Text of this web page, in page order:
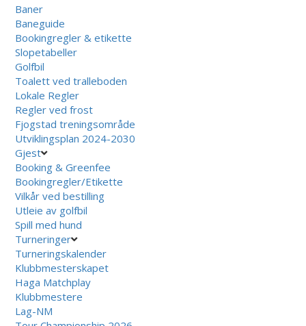
Baner
Baneguide
Bookingregler & etikette
Slopetabeller
Golfbil
Toalett ved tralleboden
Lokale Regler
Regler ved frost
Fjogstad treningsområde
Utviklingsplan 2024-2030
Gjest
Booking & Greenfee
Bookingregler/Etikette
Vilkår ved bestilling
Utleie av golfbil
Spill med hund
Turneringer
Turneringskalender
Klubbmesterskapet
Haga Matchplay
Klubbmestere
Lag-NM